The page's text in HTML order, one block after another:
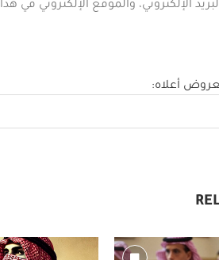
الإلكتروني، والموقع الإلكتروني في
أعلاه: